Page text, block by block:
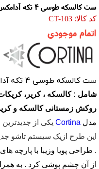
ست کالسکه طوسی 4 تکه آدامکس مدل CORTINA 103
کد کالا: CT-103
اتمام موجودی
ست کالسکه طوسی 4 تکه آدامکس مدل CORTINA 103
روکش زمستانی کالسکه و
مدل Cortina یکی از
این طرح ازیک سیستم تاشو
. طراحی پویا وزیبا با پارچه
از آن چشم پوشی کرد . به